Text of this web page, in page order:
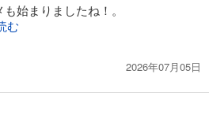
始まりましたね！。
む
2026年07月05日